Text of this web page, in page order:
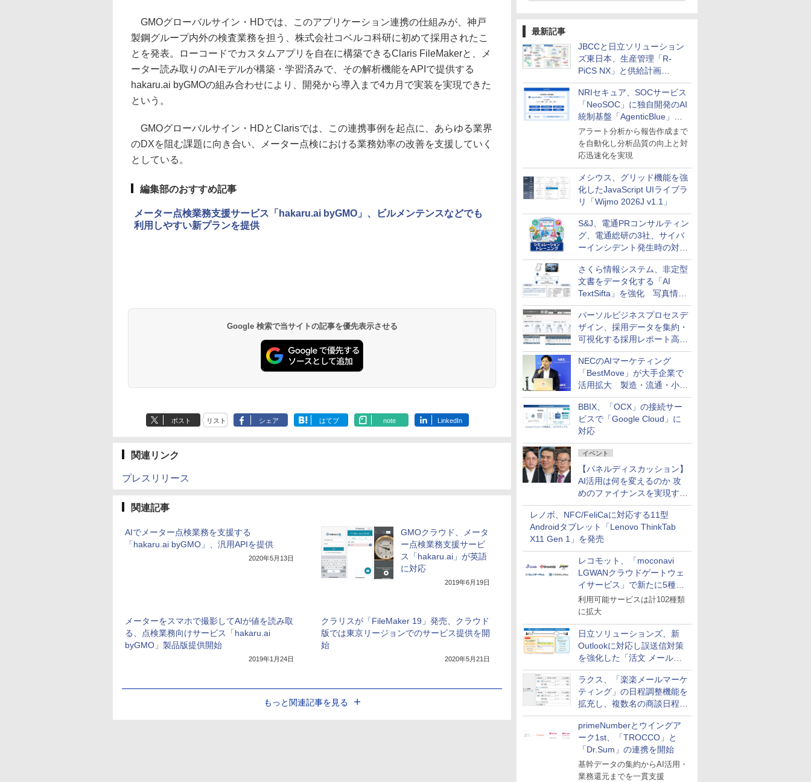
最新記事
JBCCと日立ソリューション
ズ東日本、生産管理「R-
PiCS NX」と供給計画
「scSQUARE ISP」の連携サ
ービスを提供開始
NRIセキュア、SOCサービス
「NeoSOC」に独自開発のAI
統制基盤「AgenticBlue」を
導入
アラート分析から報告作成まで
を自動化し分析品質の向上と対
応迅速化を実現
メシウス、グリッド機能を強
化したJavaScript UIライブラ
リ「Wijmo 2026J v1.1」
S&J、電通PRコンサルティン
グ、電通総研の3社、サイバ
ーインシデント発生時の対応
と危機管理広報を一体的に訓
練するプログラムを提供
さくら情報システム、非定型
文書をデータ化する「AI
TextSifta」を強化 写真情報
のデータ化などに対応
パーソルビジネスプロセスデ
ザイン、採用データを集約・
可視化する採用レポート高速
化サービスを提供
NECのAIマーケティング
「BestMove」が大手企業で
活用拡大 製造・流通・小売
企業・広告代理店などが実装
フェーズへ
BBIX、「OCX」の接続サー
ビスで「Google Cloud」に
対応
イベント
【パネルディスカッション】
AI活用は何を変えるのか 攻
めのファイナンスを実現する
業務設計とマインドセット変
革
レノボ、NFC/FeliCaに対応する11型
Androidタブレット「Lenovo ThinkTab
X11 Gen 1」を発売
レコモット、「moconavi
LGWANクラウドゲートウェ
イサービス」で新たに5種類
のサービスと連携開始
利用可能サービスは計102種類
に拡大
日立ソリューションズ、新
Outlookに対応し誤送信対策
を強化した「活文 メール誤
送信防止アドインサービス」
を提供
ラクス、「楽楽メールマーケ
ティング」の日程調整機能を
拡充し、複数名の商談日程調
整を効率化
primeNumberとウイングア
ーク1st、「TROCCO」と
「Dr.Sum」の連携を開始
基幹データの集約からAI活用・
業務還元までを一貫支援
GMOグローバルサイン・HDでは、このアプリケーション連携の仕組みが、神戸
製鋼グループ内外の検査業務を担う、株式会社コベルコ科研に初めて採用されたこ
とを発表。ローコードでカスタムアプリを自在に構築できるClaris FileMakerと、メ
ーター読み取りのAIモデルが構築・学習済みで、その解析機能をAPIで提供する
hakaru.ai byGMOの組み合わせにより、開発から導入まで4カ月で実装を実現できた
という。
GMOグローバルサイン・HDとClarisでは、この連携事例を起点に、あらゆる業界
のDXを阻む課題に向き合い、メーター点検における業務効率の改善を支援していく
としている。
編集部のおすすめ記事
メーター点検業務支援サービス「hakaru.ai byGMO」、ビルメンテンスなどでも
利用しやすい新プランを提供
Google 検索で当サイトの記事を優先表示させる
ポスト リスト シェア はてブ note LinkedIn
関連リンク
プレスリリース
関連記事
AIでメーター点検業務を支援する
「hakaru.ai byGMO」、汎用APIを提供
2020年5月13日
GMOクラウド、メータ
ー点検業務支援サービ
ス「hakaru.ai」が英語
に対応
2019年6月19日
メーターをスマホで撮影してAIが値を読み取
る、点検業務向けサービス「hakaru.ai
byGMO」製品版提供開始
2019年1月24日
クラリスが「FileMaker 19」発売、クラウド
版では東京リージョンでのサービス提供を開
始
2020年5月21日
もっと関連記事を見る